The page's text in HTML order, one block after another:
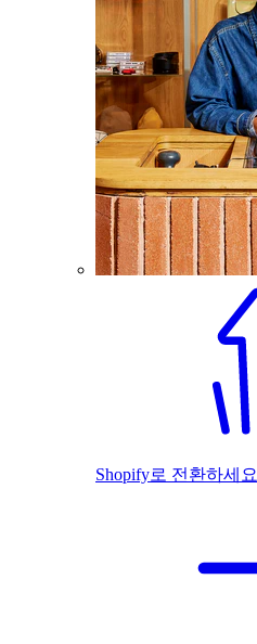
Shopify로 전환하세요